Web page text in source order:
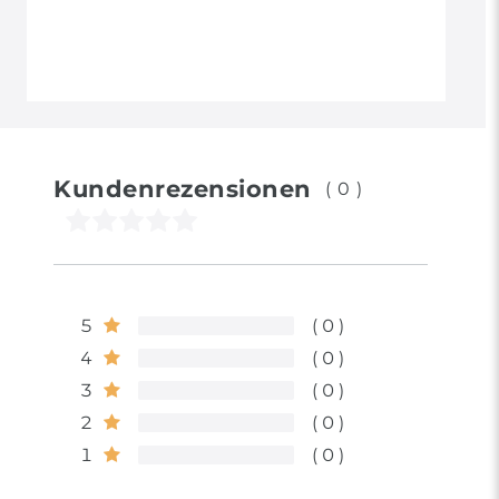
Kundenrezensionen (0)
5
0
4
0
3
0
2
0
1
0